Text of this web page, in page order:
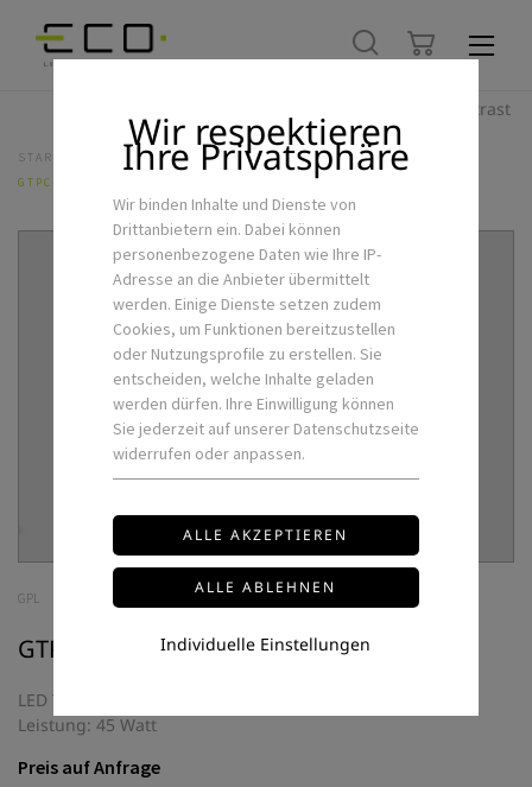
Hoher Kontrast
STARTSEITE LED-FLEXSTRIPS & ZUBEHÖR
NETZTEILE
GTPC-45-24-S
GPL
GTPC-45-24-S
LED Treiber Long Slim
Leistung: 45 Watt
Preis auf Anfrage
Wir respektieren
Ihre Privatsphäre
Wir binden Inhalte und Dienste von
Drittanbietern ein. Dabei können
personenbezogene Daten wie Ihre IP-
Adresse an die Anbieter übermittelt
werden. Einige Dienste setzen zudem
Cookies, um Funktionen bereitzustellen
oder Nutzungsprofile zu erstellen. Sie
entscheiden, welche Inhalte geladen
werden dürfen. Ihre Einwilligung können
Sie jederzeit auf unserer Datenschutzseite
widerrufen oder anpassen.
Individuelle Einstellungen